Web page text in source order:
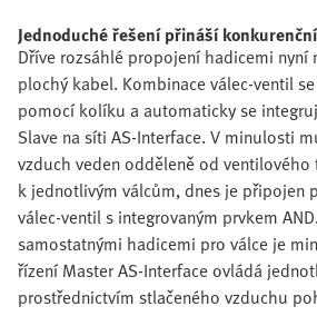
Jednoduché řešení přináší
Dříve rozsáhlé propojení hadicemi nyní
plochý kabel. Kombinace válec-ventil
pomocí kolíku a automaticky se
Slave na síti AS-Interface. V minulosti
vzduch veden odděleně od ventilového
k jednotlivým válcům, dnes je připojen
válec-ventil s integrovaným prvkem
samostatnými hadicemi pro válce je
řízení Master AS-Interface ovládá
prostřednictvím stlačeného vzduchu